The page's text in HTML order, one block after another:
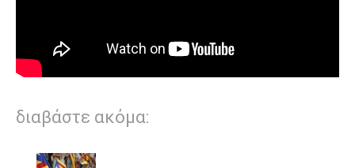
διαβάστε ακόμα: